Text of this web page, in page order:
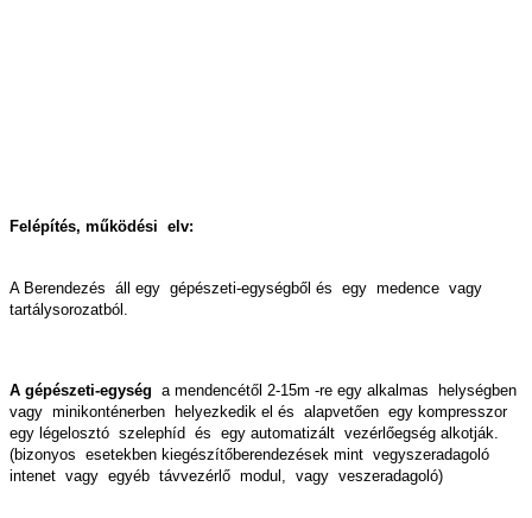
Felépítés, működési elv:
A Berendezés áll egy gépészeti-egységből és egy medence vagy
tartálysorozatból.
A gépészeti-egység a mendencétől 2-15m -re egy alkalmas helységben
vagy minikonténerben helyezkedik el és alapvetően egy kompresszor
egy légelosztó szelephíd és egy automatizált vezérlőegség alkotják.
(bizonyos esetekben kiegészítőberendezések mint vegyszeradagoló
intenet vagy egyéb távvezérlő modul, vagy veszeradagoló)